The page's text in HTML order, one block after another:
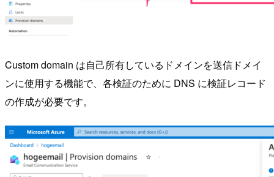
Custom domain は自己所有しているドメインを送信ドメイ
ンに使用する機能で、各検証のために DNS に検証レコード
の作成が必要です。